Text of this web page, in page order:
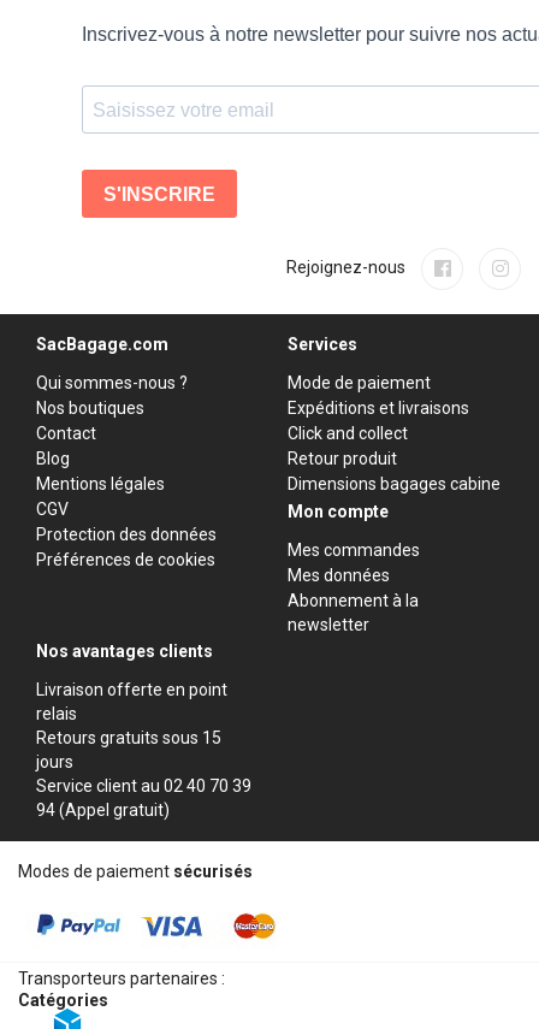
Rejoignez-nous
SacBagage.com
Qui sommes-nous ?
Nos boutiques
Contact
Blog
Mentions légales
CGV
Protection des données
Préférences de cookies
Services
Mode de paiement
Expéditions et livraisons
Click and collect
Retour produit
Dimensions bagages cabine
Mon compte
Mes commandes
Mes données
Abonnement à la
newsletter
Nos avantages clients
Livraison offerte en point
relais
Retours gratuits sous 15
jours
Service client au 02 40 70 39
94 (Appel gratuit)
Modes de paiement sécurisés
Transporteurs partenaires :
Catégories